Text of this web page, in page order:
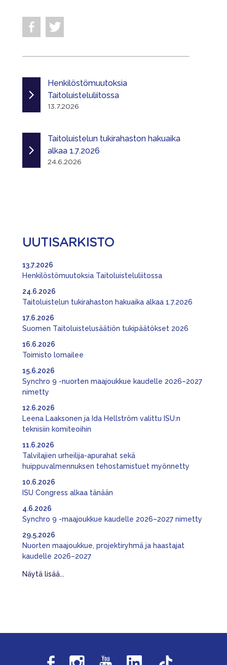
Henkilöstömuutoksia
Taitoluisteluliitossa
13.7.2026
Taitoluistelun tukirahaston hakuaika
alkaa 1.7.2026
24.6.2026
UUTISARKISTO
Henkilöstömuutoksia Taitoluisteluliitossa
13.7.2026
Taitoluistelun tukirahaston hakuaika alkaa 1.7.2026
24.6.2026
Suomen Taitoluistelusäätiön tukipäätökset 2026
17.6.2026
Toimisto lomailee
16.6.2026
Synchro 9 -nuorten maajoukkue kaudelle 2026–2027
nimetty
15.6.2026
Leena Laaksonen ja Ida Hellström valittu ISU:n
teknisiin komiteoihin
12.6.2026
Talvilajien urheilija-apurahat sekä
huippuvalmennuksen tehostamistuet myönnetty
11.6.2026
ISU Congress alkaa tänään
10.6.2026
Synchro 9 -maajoukkue kaudelle 2026–2027 nimetty
4.6.2026
Nuorten maajoukkue, projektiryhmä ja haastajat
kaudelle 2026–2027
29.5.2026
Näytä lisää...